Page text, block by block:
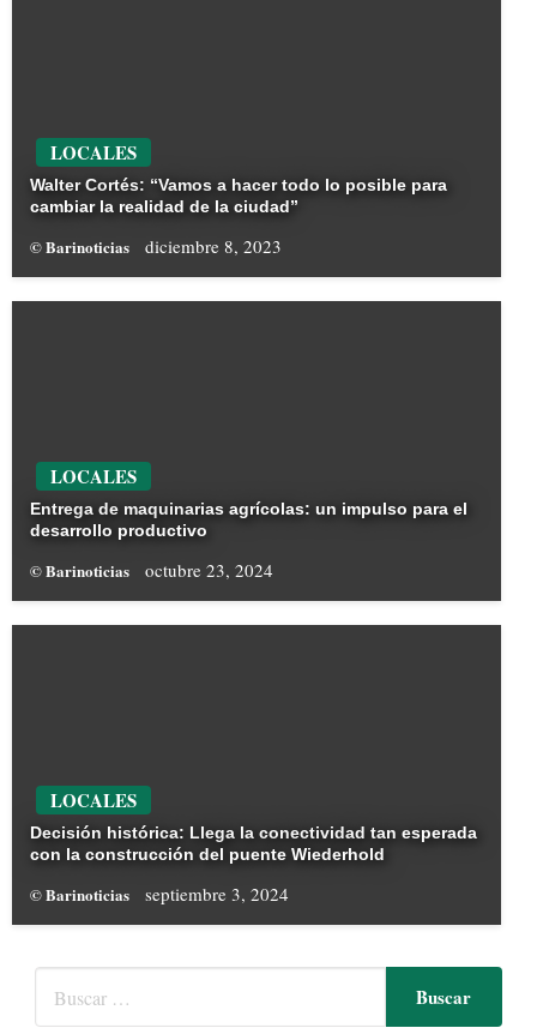
LOCALES
Walter Cortés: “Vamos a hacer todo lo posible para
cambiar la realidad de la ciudad”
© Barinoticias diciembre 8, 2023
LOCALES
Entrega de maquinarias agrícolas: un impulso para el
desarrollo productivo
© Barinoticias octubre 23, 2024
LOCALES
Decisión histórica: Llega la conectividad tan esperada
con la construcción del puente Wiederhold
© Barinoticias septiembre 3, 2024